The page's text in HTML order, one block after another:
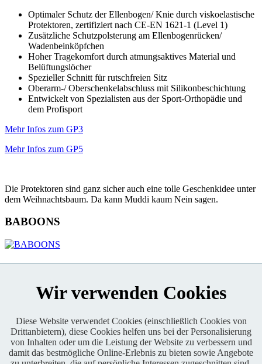
Optimaler Schutz der Ellenbogen/ Knie durch viskoelastische
Protektoren, zertifiziert nach CE-EN 1621-1 (Level 1)
Zusätzliche Schutzpolsterung am Ellenbogenrücken/
Wadenbeinköpfchen
Hoher Tragekomfort durch atmungsaktives Material und
Belüftungslöcher
Spezieller Schnitt für rutschfreien Sitz
Oberarm-/ Oberschenkelabschluss mit Silikonbeschichtung
Entwickelt von Spezialisten aus der Sport-Orthopädie und
dem Profisport
Mehr Infos zum GP3
Mehr Infos zum GP5
Die Protektoren sind ganz sicher auch eine tolle Geschenkidee unter
dem Weihnachtsbaum. Da kann Muddi kaum Nein sagen.
BABOONS
KONTAKT
Enduro One Series Partner
Wir verwenden Cookies
Diese Website verwendet Cookies (einschließlich Cookies von
Drittanbietern), diese Cookies helfen uns bei der Personalisierung
von Inhalten oder um die Leistung der Website zu verbessern und
damit das bestmögliche Online-Erlebnis zu bieten sowie Angebote